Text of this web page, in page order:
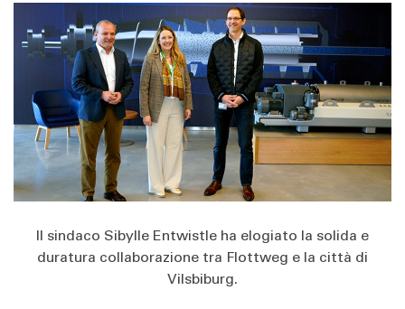
Il sindaco Sibylle Entwistle ha elogiato la solida e
duratura collaborazione tra Flottweg e la città di
Vilsbiburg.